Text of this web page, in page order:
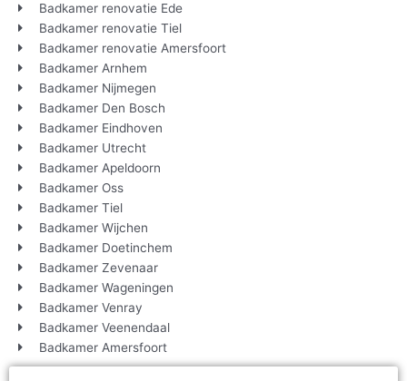
Badkamer renovatie Ede
Badkamer renovatie Tiel
Badkamer renovatie Amersfoort
Badkamer Arnhem
Badkamer Nijmegen
Badkamer Den Bosch
Badkamer Eindhoven
Badkamer Utrecht
Badkamer Apeldoorn
Badkamer Oss
Badkamer Tiel
Badkamer Wijchen
Badkamer Doetinchem
Badkamer Zevenaar
Badkamer Wageningen
Badkamer Venray
Badkamer Veenendaal
Badkamer Amersfoort